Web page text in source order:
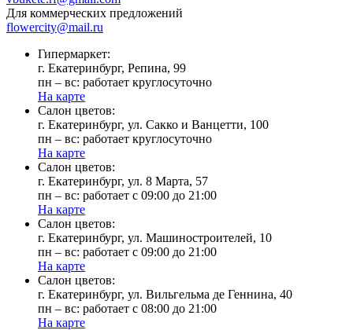
Для коммерческих предложений
flowercity@mail.ru
Гипермаркет:
г. Екатеринбург, Репина, 99
пн – вс: работает круглосуточно
На карте
Cалон цветов:
г. Екатеринбург, ул. Сакко и Ванцетти, 100
пн – вс: работает круглосуточно
На карте
Cалон цветов:
г. Екатеринбург, ул. 8 Марта, 57
пн – вс: работает с 09:00 до 21:00
На карте
Cалон цветов:
г. Екатеринбург, ул. Машиностроителей, 10
пн – вс: работает с 09:00 до 21:00
На карте
Cалон цветов:
г. Екатеринбург, ул. Вильгельма де Геннина, 40
пн – вс: работает с 08:00 до 21:00
На карте